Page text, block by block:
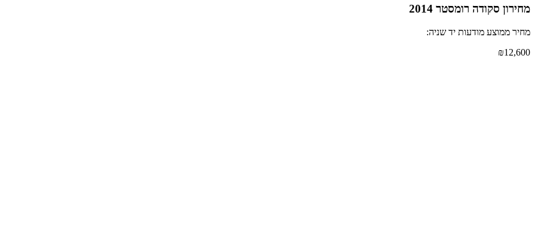
מחירון סקודה רומסטר 2014
מחיר ממוצע מודעות יד שניה:
₪12,600